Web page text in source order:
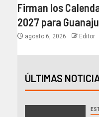
Firman los
2027 para
agosto 6, 2026 Editor
ÚLTIMAS